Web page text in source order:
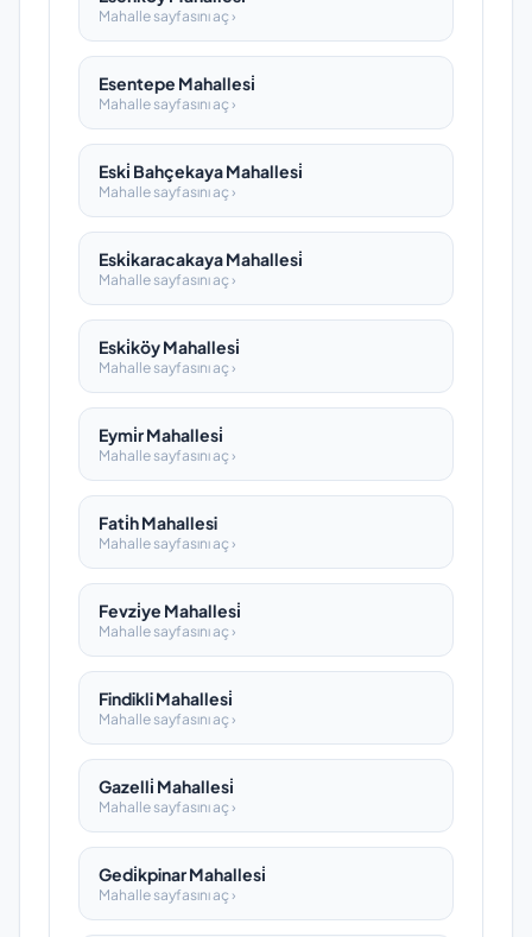
Mahalle sayfasını aç ›
Esentepe Mahallesi̇
Mahalle sayfasını aç ›
Eski̇ Bahçekaya Mahallesi̇
Mahalle sayfasını aç ›
Eski̇karacakaya Mahallesi̇
Mahalle sayfasını aç ›
Eski̇köy Mahallesi̇
Mahalle sayfasını aç ›
Eymi̇r Mahallesi̇
Mahalle sayfasını aç ›
Fati̇h Mahallesi
Mahalle sayfasını aç ›
Fevzi̇ye Mahallesi̇
Mahalle sayfasını aç ›
Findikli Mahallesi̇
Mahalle sayfasını aç ›
Gazelli̇ Mahallesi̇
Mahalle sayfasını aç ›
Gedi̇kpinar Mahallesi̇
Mahalle sayfasını aç ›